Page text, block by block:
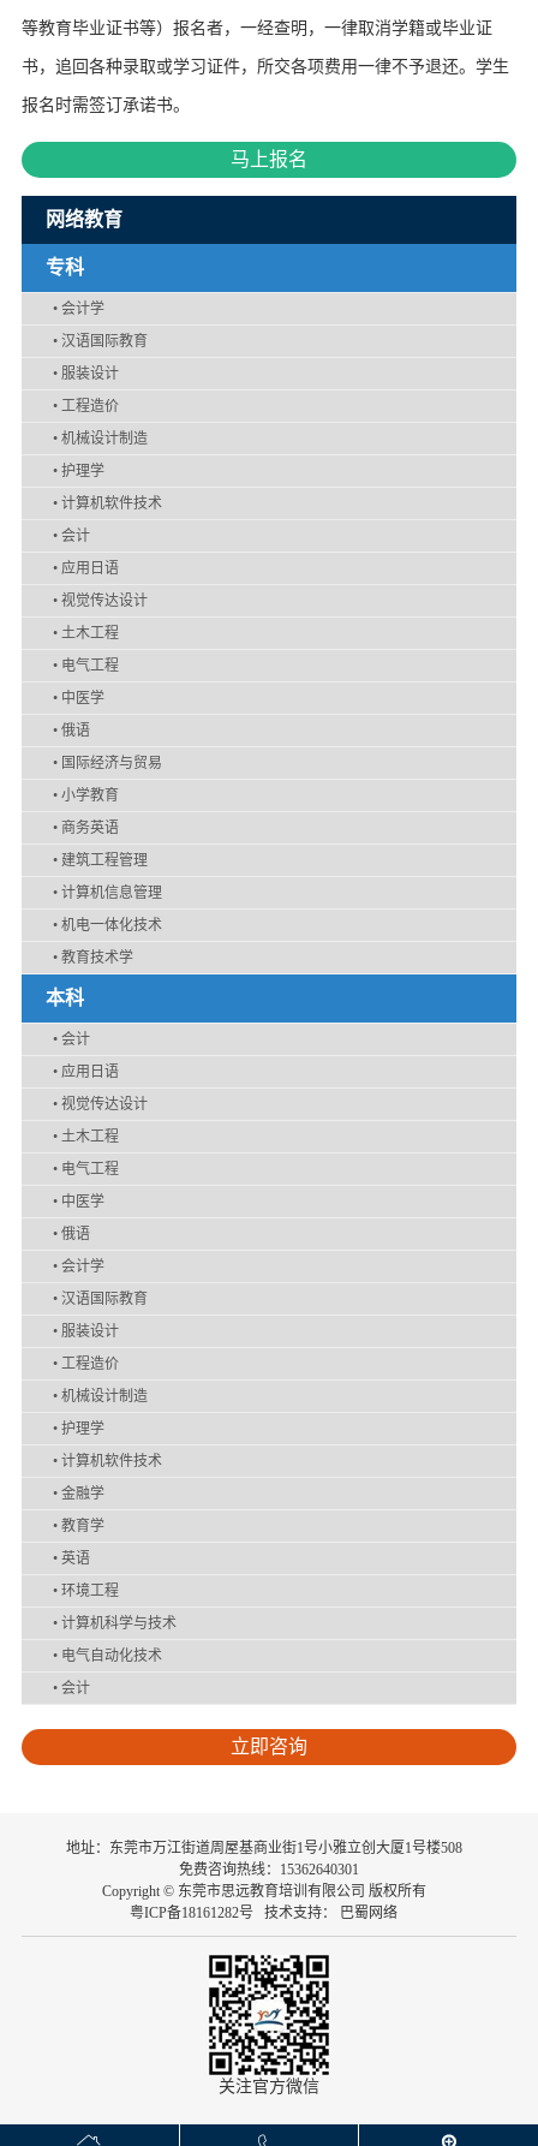
等教育毕业证书等）报名者，一经查明，一律取消学籍或毕业证
书，追回各种录取或学习证件，所交各项费用一律不予退还。学生
报名时需签订承诺书。
马上报名
网络教育
专科
• 会计学
• 汉语国际教育
• 服装设计
• 工程造价
• 机械设计制造
• 护理学
• 计算机软件技术
• 会计
• 应用日语
• 视觉传达设计
• 土木工程
• 电气工程
• 中医学
• 俄语
• 国际经济与贸易
• 小学教育
• 商务英语
• 建筑工程管理
• 计算机信息管理
• 机电一体化技术
• 教育技术学
本科
• 会计
• 应用日语
• 视觉传达设计
• 土木工程
• 电气工程
• 中医学
• 俄语
• 会计学
• 汉语国际教育
• 服装设计
• 工程造价
• 机械设计制造
• 护理学
• 计算机软件技术
• 金融学
• 教育学
• 英语
• 环境工程
• 计算机科学与技术
• 电气自动化技术
• 会计
立即咨询
地址：东莞市万江街道周屋基商业街1号小雅立创大厦1号楼508
免费咨询热线：15362640301
Copyright © 东莞市思远教育培训有限公司 版权所有
粤ICP备18161282号
技术支持： 巴蜀网络
关注官方微信